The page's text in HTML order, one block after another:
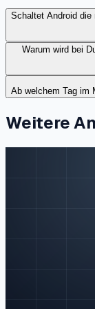
Schaltet Android die
Warum wird bei
Ab welchem Tag im
Weitere